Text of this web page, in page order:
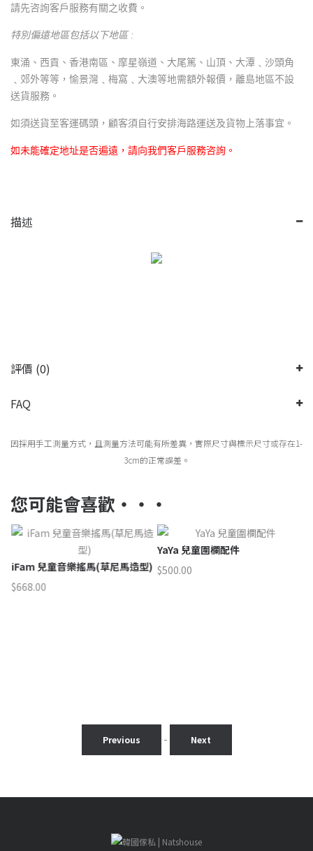
請先咨詢客戶服務有關之收費。
特別偏遠地區包括以下地區 :
東涌、西貢、香港南區、摩星嶺道、大尾篤、山頂、大潭﹑沙頭角
﹑郊外等等，愉景灣﹑梅窩﹑大澳等地需額外報價，離島地區不設
送貨服務。
如須送貨至客運碼頭，顧客須自行安排海路運送及貨物上落事宜。
如未能確定地址是否遍遠，請向我們客戶服務咨詢。
描述
評價 (0)
FAQ
因採用手工測量方式，且測量方法可能有所差異，實際尺寸與標示尺寸或存在1-
3cm的正常誤差。
您可能會喜歡‧‧‧
iFam 兒童音樂搖馬(草尼馬造型)
$668.00
YaYa 兒童圍欄配件
$500.00
Previous - Next